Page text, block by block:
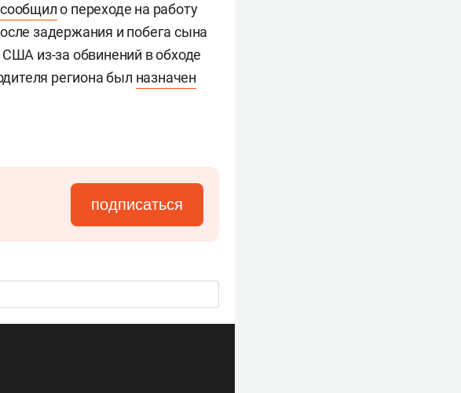
сообщило переходе на работу
задержания и побега сына
из-за обвинений в обходе
региона был назначен
подписаться